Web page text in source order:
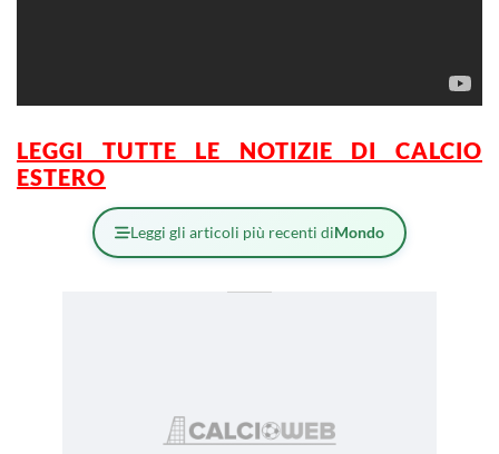
LEGGI TUTTE LE NOTIZIE DI CALCIO
ESTERO
Leggi gli articoli più recenti diMondo